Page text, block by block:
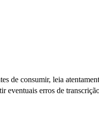
de consumir, leia
eventuais erros de